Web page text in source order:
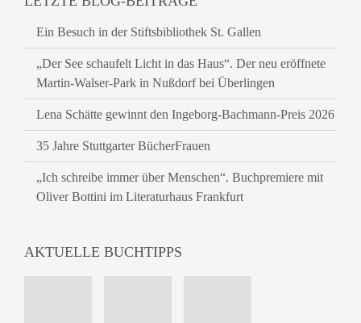
Ein Besuch in der Stiftsbibliothek St. Gallen
„Der See schaufelt Licht in das Haus“. Der neu eröffnete
Martin-Walser-Park in Nußdorf bei Überlingen
Lena Schätte gewinnt den Ingeborg-Bachmann-Preis 2026
35 Jahre Stuttgarter BücherFrauen
„Ich schreibe immer über Menschen“. Buchpremiere mit
Oliver Bottini im Literaturhaus Frankfurt
AKTUELLE BUCHTIPPS